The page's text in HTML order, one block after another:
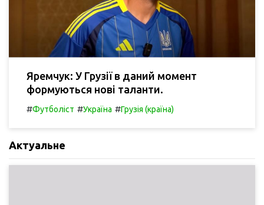
Яремчук: У Грузії в даний момент
формуються нові таланти.
#Футболіст #Україна #Грузія (країна)
Актуальне